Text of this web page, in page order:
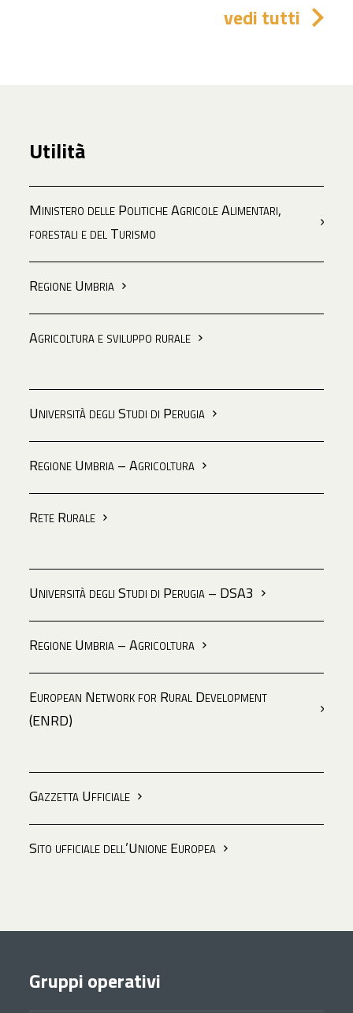
vedi tutti
Utilità
Ministero delle Politiche Agricole Alimentari,
forestali e del Turismo
Regione Umbria
Agricoltura e sviluppo rurale
Università degli Studi di Perugia
Regione Umbria – Agricoltura
Rete Rurale
Università degli Studi di Perugia – DSA3
Regione Umbria – Agricoltura
European Network for Rural Development
(ENRD)
Gazzetta Ufficiale
Sito ufficiale dell’Unione Europea
Gruppi operativi